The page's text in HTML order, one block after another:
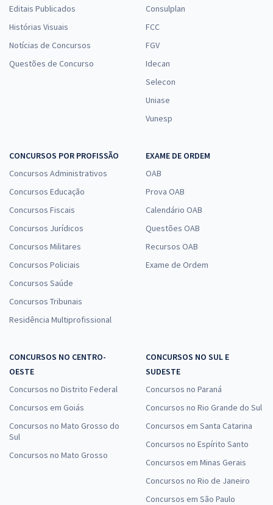
Editais Publicados
Histórias Visuais
Notícias de Concursos
Questões de Concurso
Consulplan
FCC
FGV
Idecan
Selecon
Uniase
Vunesp
CONCURSOS POR PROFISSÃO
Concursos Administrativos
Concursos Educação
Concursos Fiscais
Concursos Jurídicos
Concursos Militares
Concursos Policiais
Concursos Saúde
Concursos Tribunais
Residência Multiprofissional
EXAME DE ORDEM
OAB
Prova OAB
Calendário OAB
Questões OAB
Recursos OAB
Exame de Ordem
CONCURSOS NO CENTRO-
OESTE
Concursos no Distrito Federal
Concursos em Goiás
Concursos no Mato Grosso do
Sul
Concursos no Mato Grosso
CONCURSOS NO SUL E
SUDESTE
Concursos no Paraná
Concursos no Rio Grande do Sul
Concursos em Santa Catarina
Concursos no Espírito Santo
Concursos em Minas Gerais
Concursos no Rio de Janeiro
Concursos em São Paulo